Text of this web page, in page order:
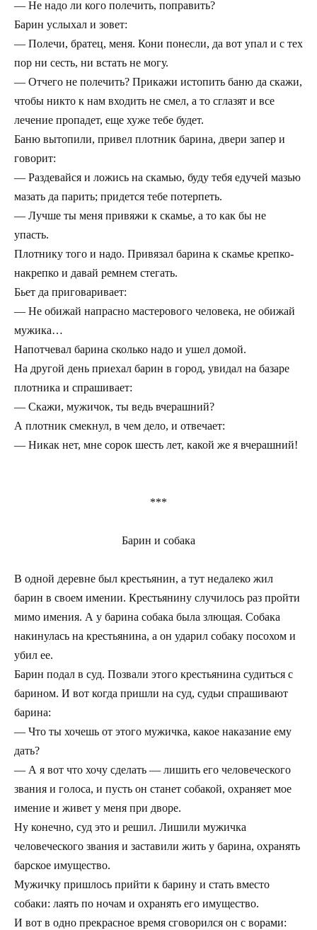
— Не надо ли кого полечить, поправить?
Барин услыхал и зовет:
— Полечи, братец, меня. Кони понесли, да вот упал и с тех
пор ни сесть, ни встать не могу.
— Отчего не полечить? Прикажи истопить баню да скажи,
чтобы никто к нам входить не смел, а то сглазят и все
лечение пропадет, еще хуже тебе будет.
Баню вытопили, привел плотник барина, двери запер и
говорит:
— Раздевайся и ложись на скамью, буду тебя едучей мазью
мазать да парить; придется тебе потерпеть.
— Лучше ты меня привяжи к скамье, а то как бы не
упасть.
Плотнику того и надо. Привязал барина к скамье крепко-
накрепко и давай ремнем стегать.
Бьет да приговаривает:
— Не обижай напрасно мастерового человека, не обижай
мужика…
Напотчевал барина сколько надо и ушел домой.
На другой день приехал барин в город, увидал на базаре
плотника и спрашивает:
— Скажи, мужичок, ты ведь вчерашний?
А плотник смекнул, в чем дело, и отвечает:
— Никак нет, мне сорок шесть лет, какой же я вчерашний!
***
Барин и собака
В одной деревне был крестьянин, а тут недалеко жил
барин в своем имении. Крестьянину случилось раз пройти
мимо имения. А у барина собака была злющая. Собака
накинулась на крестьянина, а он ударил собаку посохом и
убил ее.
Барин подал в суд. Позвали этого крестьянина судиться с
барином. И вот когда пришли на суд, судьи спрашивают
барина:
— Что ты хочешь от этого мужичка, какое наказание ему
дать?
— А я вот что хочу сделать — лишить его человеческого
звания и голоса, и пусть он станет собакой, охраняет мое
имение и живет у меня при дворе.
Ну конечно, суд это и решил. Лишили мужичка
человеческого звания и заставили жить у барина, охранять
барское имущество.
Мужичку пришлось прийти к барину и стать вместо
собаки: лаять по ночам и охранять его имущество.
И вот в одно прекрасное время сговорился он с ворами: